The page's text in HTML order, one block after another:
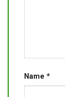
Name *